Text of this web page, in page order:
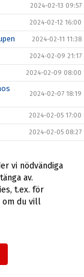
2024-02-13 09:57
2024-02-12 16:00
2024-02-11 11:38
2024-02-09 21:17
2024-02-09 08:00
2024-02-07 18:19
2024-02-05 17:00
2024-02-05 08:27
2024-02-03 18:16
2024-02-02 08:00
2024-02-01 20:05
vi nödvändiga
av.
t.ex. för
om du vill